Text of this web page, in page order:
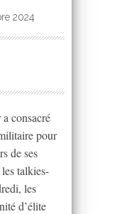
2024
consacré
pour
de ses
talkies-
les
d’élite